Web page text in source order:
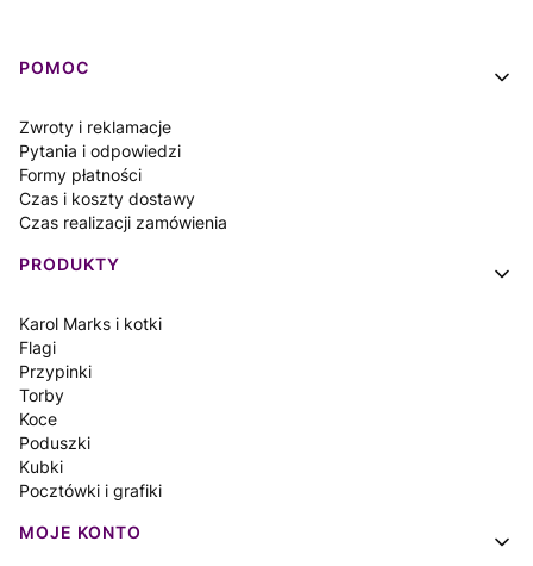
Linki w stopce
POMOC
Zwroty i reklamacje
Pytania i odpowiedzi
Formy płatności
Czas i koszty dostawy
Czas realizacji zamówienia
PRODUKTY
Karol Marks i kotki
Flagi
Przypinki
Torby
Koce
Poduszki
Kubki
Pocztówki i grafiki
MOJE KONTO